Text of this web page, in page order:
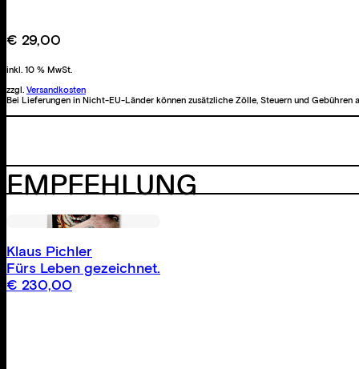
€ 29,00
inkl. 10 % MwSt.
zzgl. Versandkosten
Bei Lieferungen in Nicht-EU-Länder können zusätzliche Zölle, Steuern und Gebühren
EMPFEHLUNG
Klaus Pichler
Fürs Leben gezeichnet.
€ 230,00